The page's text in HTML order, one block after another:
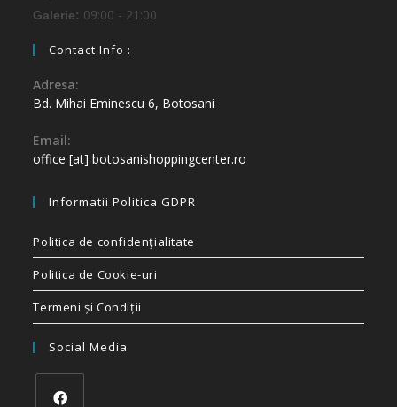
Galerie: 09:00 - 21:00
Contact Info :
Adresa:
Bd. Mihai Eminescu 6, Botosani
Email:
office [at] botosanishoppingcenter.ro
Informatii Politica GDPR
Politica de confidenţialitate
Politica de Cookie-uri
Termeni și Condiții
Social Media